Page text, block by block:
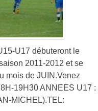
U17 débuteront le
2011-2012 et se
mois de JUIN.Venez
19H30 ANNEES U17 :
MICHEL).TEL: